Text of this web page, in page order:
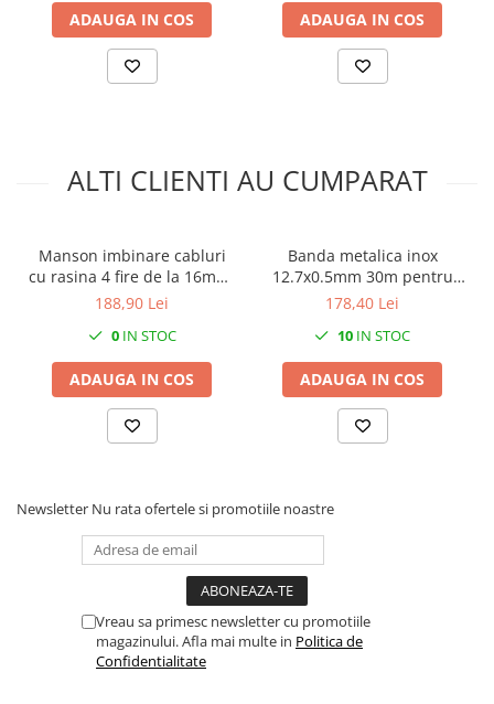
ADAUGA IN COS ADAUGA IN COS
ALTI CLIENTI AU CUMPARAT
Manson imbinare cabluri
cu rasina 4 fire de la 16mm²​​​​​​​
la 50mm²​​​​​​​ sau 5 fire de la188,90 Lei
0IN STOC
ADAUGA IN COS
Banda metalica inox
12.7x0.5mm 30m pentru
fixare si prindere
178,40 Lei
10 IN STOC
ADAUGA IN COS
Newsletter Nu rata ofertele si promotiile noastre
Vreau sa primesc newsletter cu promotiile
magazinului. Afla mai multe in Politica de
Confidentialitate